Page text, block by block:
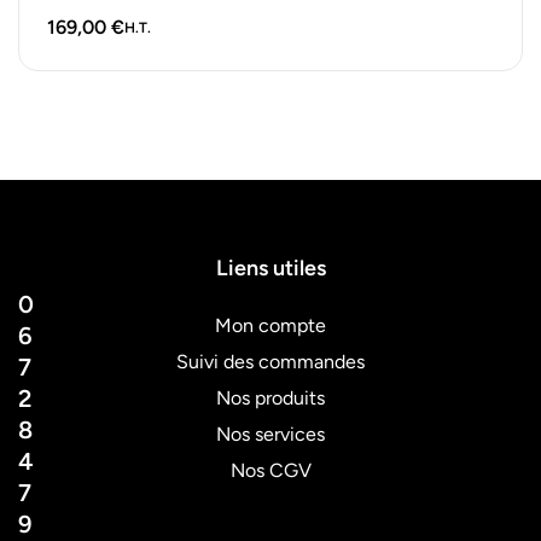
169,00 €H.T.
0
6
7
2
8
4
7
9
Liens utiles
Mon compte
Suivi des commandes
Nos produits
Nos services
Nos CGV